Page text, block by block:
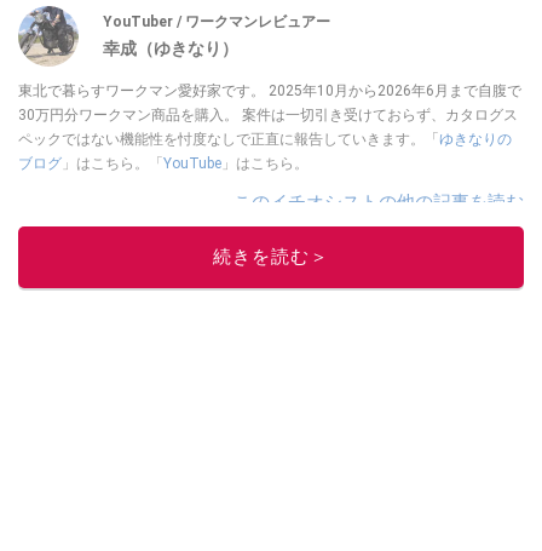
YouTuber / ワークマンレビュアー
幸成（ゆきなり）
東北で暮らすワークマン愛好家です。 2025年10月から2026年6月まで自腹で
30万円分ワークマン商品を購入。 案件は一切引き受けておらず、カタログス
ペックではない機能性を忖度なしで正直に報告していきます。「 ゆきなりの
ブログ 」はこちら。「 YouTube 」はこちら。
このイチオシストの他の記事を読む
続きを読む＞